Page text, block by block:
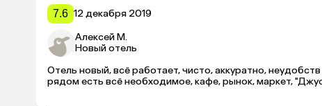
В самом отеле тоже есть чем перекусить или полноценно
Место хорошее. Рекомендую.
7.6 12 декабря 2019
Алексей М.
Новый отель
Отель новый, всё работает, чисто, аккуратно,
рядом есть всё необходимое, кафе, рынок, маркет,